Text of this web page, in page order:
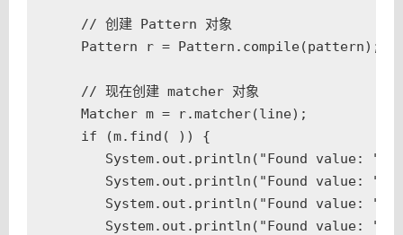
      // 创建 Pattern 对象
      Pattern r = Pattern.compile(pattern);
      // 现在创建 matcher 对象
      Matcher m = r.matcher(line);
      if (m.find( )) {
System.out.println("Found value: " +
System.out.println("Found value: " +
System.out.println("Found value: " +
System.out.println("Found value: "